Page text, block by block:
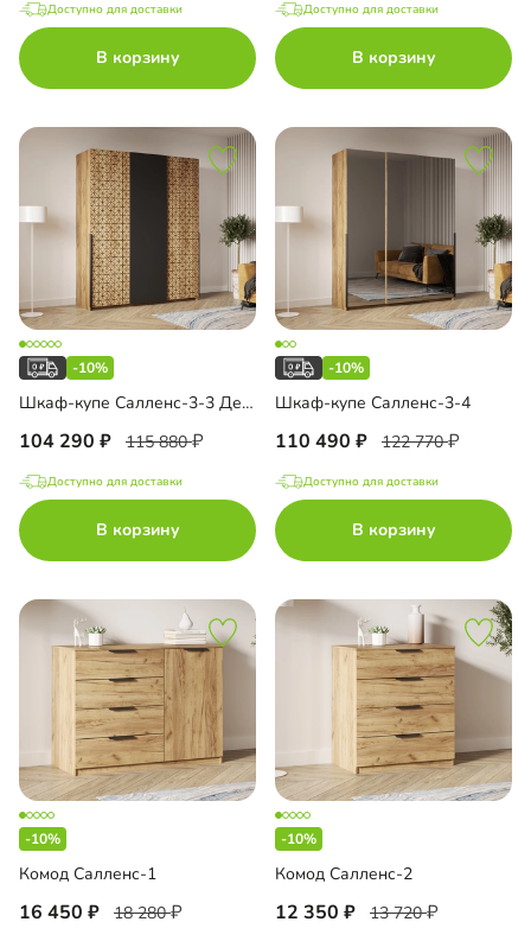
Доступно для доставки
В корзину
Доступно для доставки
В корзину
-10%
Шкаф-купе Салленс-3-3 Декор 3
104 290 115 880
Доступно для доставки
В корзину
-10%
Шкаф-купе Салленс-3-4
110 490 122 770
Доступно для доставки
В корзину
-10%
Комод Салленс-1
16 450 18 280
-10%
Комод Салленс-2
12 350 13 720